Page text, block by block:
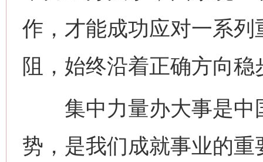
作，才能成功应对一系
阻，始终沿着正确方向稳
集中力量办大事是中
势，是我们成就事业的